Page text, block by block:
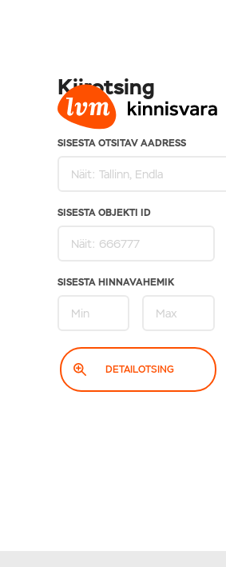
Kiirotsing
SISESTA OTSITAV AADRESS
SISESTA OBJEKTI ID
SISESTA HINNAVAHEMIK
DETAILOTSING